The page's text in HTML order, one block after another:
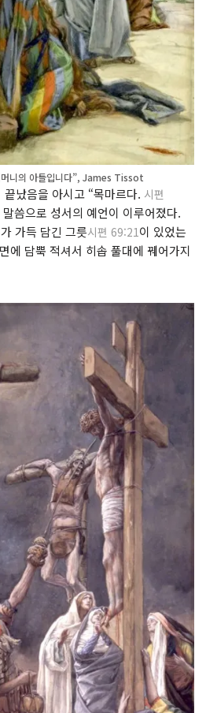
머니의 아들입니다”, James Tissot
났음을 아시고 “목마르다. 시편
씀으로 성서의 예언이 이루어졌다.
가득 담긴 그릇시편 69:21이 있었는
에 담뿍 적셔서 히솝 풀대에 꿰어가지